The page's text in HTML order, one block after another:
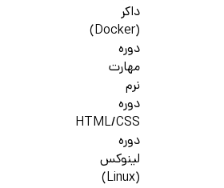
داکر
(Docker)
دوره
مهارت
نرم
دوره
HTML/CSS
دوره
لینوکس
(Linux)